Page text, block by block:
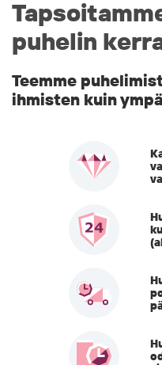
puhelin
Teemme
ihmisten kuin